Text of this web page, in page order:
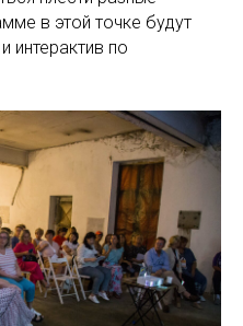
в этой точке будут
интерактив по